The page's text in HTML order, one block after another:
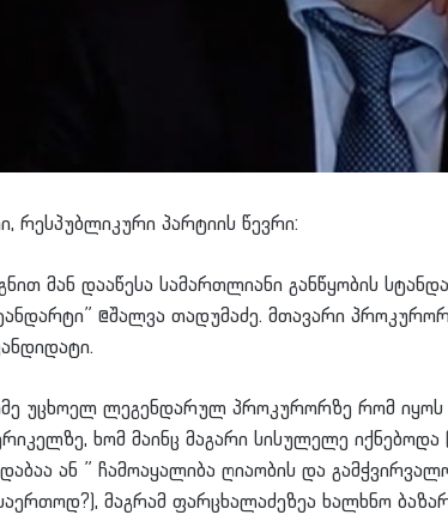
რესპუბლიკური პარტიის წევრი:
მან დააწესა სამართლიანი განწყობის
@შალვა თადუმაძე. მთავარი
უცხოელ ლეგენდარულ პროკურორზე რომ იყოს
ხომ მაინც მაგარი სისულელე იქნებოდა
ან ” ჩამოაყალიბა ღიაობის და
მაგრამ ფარცხალაძეზეა ხალხნო